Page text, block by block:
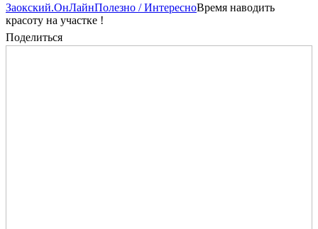
Заокский.ОнЛайнПолезно / ИнтересноВремя наводить
красоту на участке !
Поделиться